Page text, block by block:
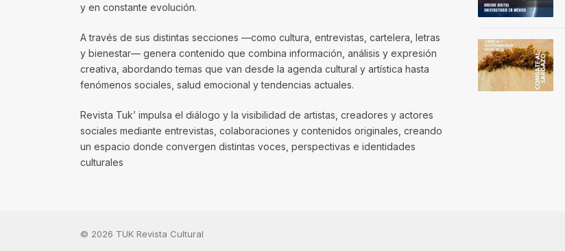
y en constante evolución.
A través de sus distintas secciones —como cultura, entrevistas, cartelera, letras
y bienestar— genera contenido que combina información, análisis y expresión
creativa, abordando temas que van desde la agenda cultural y artística hasta
fenómenos sociales, salud emocional y tendencias actuales.
Revista Tuk’ impulsa el diálogo y la visibilidad de artistas, creadores y actores
sociales mediante entrevistas, colaboraciones y contenidos originales, creando
un espacio donde convergen distintas voces, perspectivas e identidades
culturales
© 2026 TUK Revista Cultural